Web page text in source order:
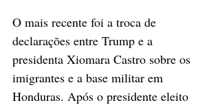
O mais recente foi a troca de
declarações entre Trump e a
presidenta Xiomara Castro sobre os
imigrantes e a base militar em
Honduras. Após o presidente eleito